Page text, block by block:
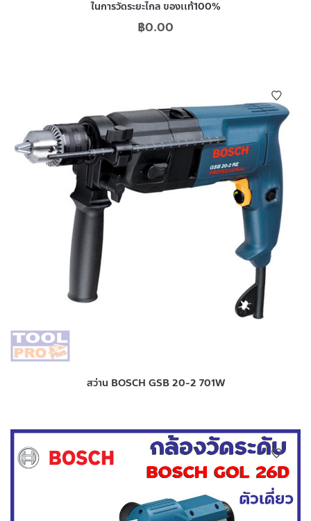
ในการวัดระยะไกล ของเเท้100%
฿0.00
สว่าน BOSCH GSB 20-2 701W